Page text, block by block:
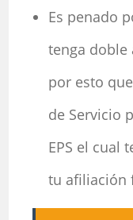
Es penado
tenga doble
por esto
de Servicio
EPS el cual
tu afiliación